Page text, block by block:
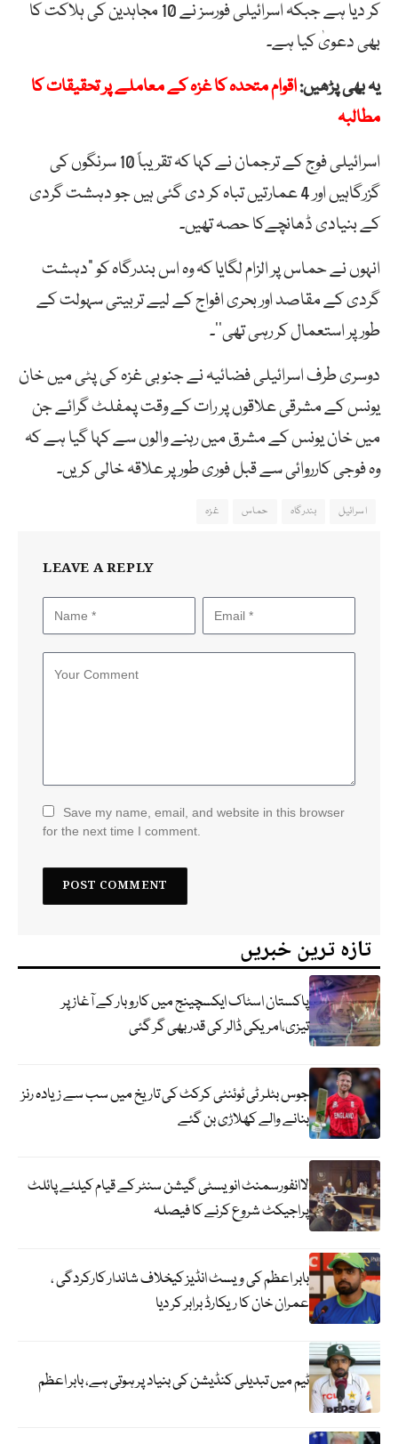
کر دیا ہے جبکہ اسرائیلی فورسز نے 10 مجاہدین کی ہلاکت کا
بھی دعویٰ کیا ہے۔
یہ بھی پڑھیں:اقوام متحدہ کا غزہ کے معاملے پر تحقیقات کا
مطالبہ
اسرائیلی فوج کے ترجمان نے کہا کہ تقریباً 10 سرنگوں کی
گزرگاہیں اور 4 عمارتیں تباہ کر دی گئی ہیں جو دہشت گردی
کے بنیادی ڈھانچےکا حصہ تھیں۔
انہوں نے حماس پر الزام لگایا کہ وہ اس بندرگاہ کو “دہشت
گردی کے مقاصد اور بحری افواج کے لیے تربیتی سہولت کے
طور پر استعمال کر رہی تھی‘‘۔
دوسری طرف اسرائیلی فضائیہ نے جنوبی غزہ کی پٹی میں خان
یونس کے مشرقی علاقوں پر رات کے وقت پمفلٹ گرائے جن
میں خان یونس کے مشرق میں رہنے والوں سے کہا گیا ہے کہ
وہ فوجی کارروائی سے قبل فوری طور پر علاقہ خالی کریں۔
اسرائیل بندرگاہ حماس غزہ
LEAVE A REPLY
Save my name, email, and website in this browser
for the next time I comment.
تازہ ترین خبریں
پاکستان اسٹاک ایکسچینج میں کاروبار کے آغاز پر
تیزی،امریکی ڈالر کی قدر بھی گر گئی
جوس بٹلر ٹی ٹوئنٹی کرکٹ کی تاریخ میں سب سے زیادہ رنز
بنانے والے کھلاڑی بن گئے
لاانفورسمنٹ انویسٹی گیشن سنٹر کے قیام کیلئے پائلٹ
پراجیکٹ شروع کرنے کا فیصلہ
بابر اعظم کی ویسٹ انڈیز کیخلاف شاندار کارکردگی ،
عمران خان کا ریکارڈ برابر کر دیا
ٹیم میں تبدیلی کنڈیشن کی بنیاد پر ہوتی ہے، بابر اعظم